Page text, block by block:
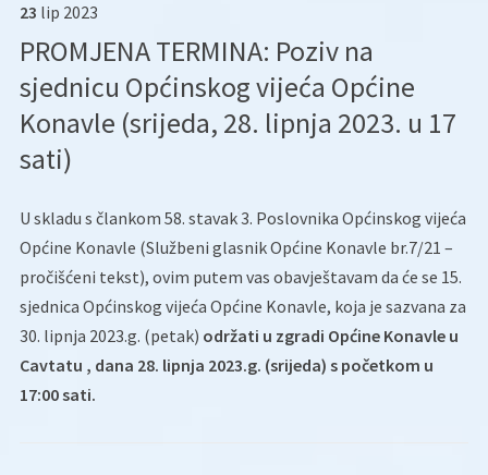
23 lip 2023
PROMJENA TERMINA: Poziv na
sjednicu Općinskog vijeća Općine
Konavle (srijeda, 28. lipnja 2023. u 17
sati)
U skladu s člankom 58. stavak 3. Poslovnika Općinskog vijeća
Općine Konavle (Službeni glasnik Općine Konavle br.7/21 –
pročišćeni tekst), ovim putem vas obavještavam da će se 15.
sjednica Općinskog vijeća Općine Konavle, koja je sazvana za
30. lipnja 2023.g. (petak) održati u zgradi Općine Konavle u
Cavtatu , dana 28. lipnja 2023.g. (srijeda) s početkom u
17:00 sati.